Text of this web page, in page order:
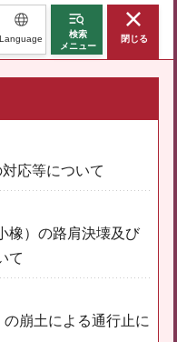
Language
検索
メニュー
閉じる
応等について
橡）の路肩決壊及び
て
崩土による通行止に